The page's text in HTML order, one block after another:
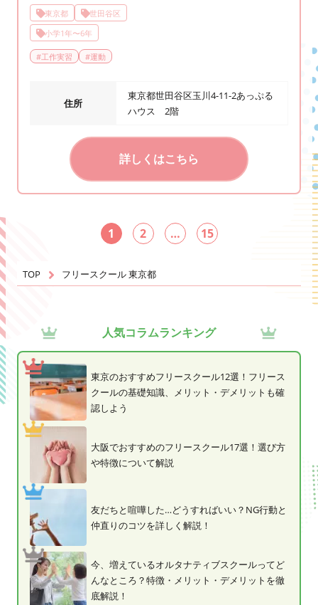
東京都
世田谷区
小学1年〜6年
#工作実習 #運動
住所
東京都世田谷区玉川4-11-2あっぷる
ハウス 2階
詳しくはこちら
1 2 … 15
TOP フリースクール 東京都
人気コラムランキング
東京のおすすめフリースクール12選！フリース
クールの基礎知識、メリット・デメリットも確
認しよう
大阪でおすすめのフリースクール17選！選び方
や特徴について解説
友だちと喧嘩した…どうすればいい？NG行動と
仲直りのコツを詳しく解説！
今、増えているオルタナティブスクールってど
んなところ？特徴・メリット・デメリットを徹
底解説！